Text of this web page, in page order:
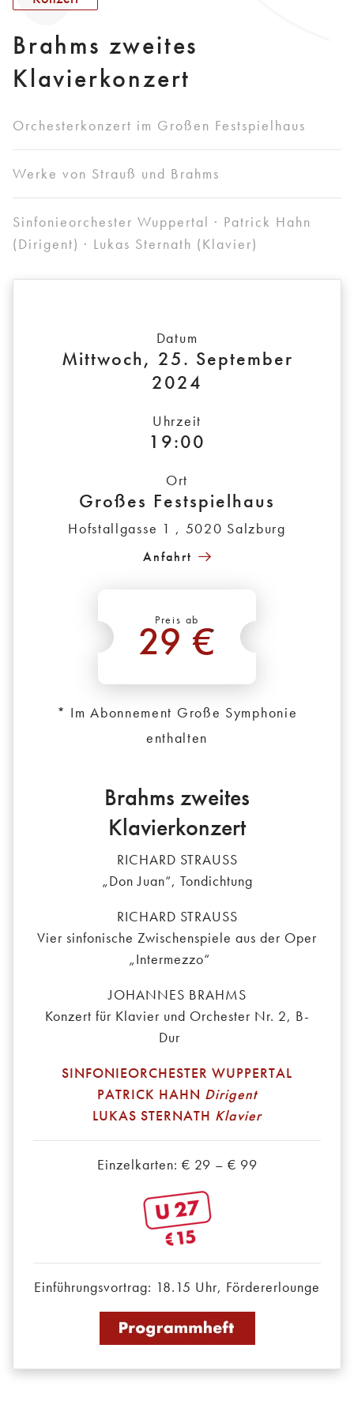
Brahms zweites
Klavierkonzert
Orchesterkonzert im Großen Festspielhaus
Werke von Strauß und Brahms
Sinfonieorchester Wuppertal · Patrick Hahn
(Dirigent) · Lukas Sternath (Klavier)
Datum
Mittwoch, 25. September
2024
Uhrzeit
19:00
Ort
Großes Festspielhaus
Hofstallgasse 1 , 5020 Salzburg
Anfahrt
Preis ab
29 €
*
* Im Abonnement Große Symphonie
enthalten
Brahms zweites
Klavierkonzert
RICHARD STRAUSS
„Don Juan“, Tondichtung
RICHARD STRAUSS
Vier sinfonische Zwischenspiele aus der Oper
„Intermezzo“
JOHANNES BRAHMS
Konzert für Klavier und Orchester Nr. 2, B-
Dur
SINFONIEORCHESTER WUPPERTAL
PATRICK HAHN Dirigent
LUKAS STERNATH Klavier
Einzelkarten: € 29 – € 99
Einführungsvortrag: 18.15 Uhr, Fördererlounge